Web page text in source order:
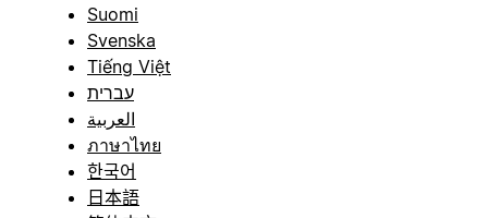
Suomi
Svenska
Tiếng Việt
עברית
العربية
ภาษาไทย
한국어
日本語